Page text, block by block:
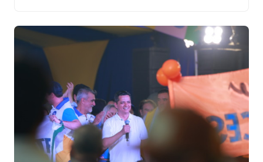
na abertura da votação, que da lista sêxtupla com […]